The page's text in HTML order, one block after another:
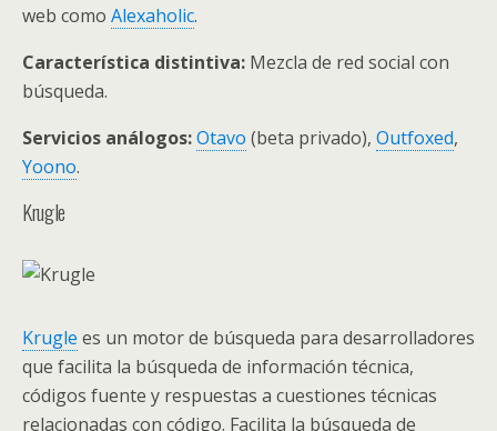
web como Alexaholic.
Característica distintiva: Mezcla de red social con
búsqueda.
Servicios análogos:Otavo (beta privado), Outfoxed,
Yoono.
Krugle
Krugle es un motor de búsqueda para desarrolladores
que facilita la búsqueda de información técnica,
códigos fuente y respuestas a cuestiones técnicas
relacionadas con código. Facilita la búsqueda de